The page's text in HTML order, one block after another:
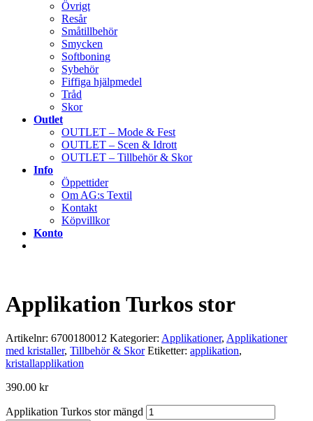
Övrigt
Resår
Småtillbehör
Smycken
Softboning
Sybehör
Fiffiga hjälpmedel
Tråd
Skor
Outlet
OUTLET – Mode & Fest
OUTLET – Scen & Idrott
OUTLET – Tillbehör & Skor
Info
Öppettider
Om AG:s Textil
Kontakt
Köpvillkor
Konto
Applikation Turkos stor
Artikelnr: 6700180012 Kategorier: Applikationer, Applikationer
med kristaller, Tillbehör & Skor Etiketter: applikation,
kristallapplikation
390.00 kr
Applikation Turkos stor mängd